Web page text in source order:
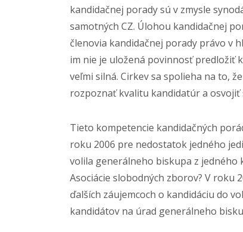
kandidačnej porady sú v zmysle
samotných CZ. Úlohou kandidačnej
členovia kandidačnej porady právo v
im nie je uložená povinnosť predložiť
veľmi silná. Cirkev sa spolieha na to,
rozpoznať kvalitu kandidatúr a
Tieto kompetencie kandidačných
roku 2006 pre nedostatok jedného
volila generálneho biskupa z jedného
Asociácie slobodných zborov? V roku
ďalších záujemcoch o kandidáciu do
kandidátov na úrad generálneho